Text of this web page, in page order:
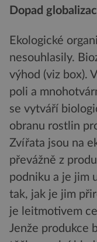
Dopad
Ekologické
nesouhlasily.
výhod (viz box).
poli a
se vytváří
obranu rostlin
Zvířata jsou na
převážně z
podniku a je jim
tak, jak je jim
je leitmotivem
Jenže produkce